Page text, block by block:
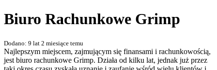
Biuro Rachunkowe Grimp
Dodano: 9 lat 2 miesiące temu
Najlepszym miejscem, zajmującym się finansami i rachunkowością,
jest biuro rachunkowe Grimp. Działa od kilku lat, jednak już przez